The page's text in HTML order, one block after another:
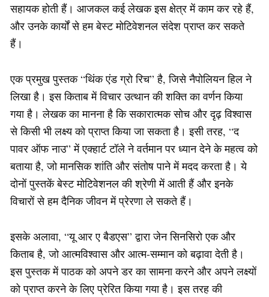
सहायक होती हैं। आजकल कई लेखक इस क्षेत्र में काम कर रहे हैं,
और उनके कार्यों से हम बेस्ट मोटिवेशनल संदेश प्राप्त कर सकते
हैं।
एक प्रमुख पुस्तक “थिंक एंड ग्रो रिच” है, जिसे नैपोलियन हिल ने
लिखा है। इस किताब में विचार उत्थान की शक्ति का वर्णन किया
गया है। लेखक का मानना है कि सकारात्मक सोच और दृढ़ विश्वास
से किसी भी लक्ष्य को प्राप्त किया जा सकता है। इसी तरह, “द
पावर ऑफ नाउ” में एक्हार्ट टॉले ने वर्तमान पर ध्यान देने के महत्व को
बताया है, जो मानसिक शांति और संतोष पाने में मदद करता है। ये
दोनों पुस्तकें बेस्ट मोटिवेशनल की श्रेणी में आती हैं और इनके
विचारों से हम दैनिक जीवन में प्रेरणा ले सकते हैं।
इसके अलावा, “यू आर ए बैडएस” द्वारा जेन सिनसिरो एक और
किताब है, जो आत्मविश्वास और आत्म-सम्मान को बढ़ावा देती है।
इस पुस्तक में पाठक को अपने डर का सामना करने और अपने लक्ष्यों
को प्राप्त करने के लिए प्रेरित किया गया है। इस तरह की